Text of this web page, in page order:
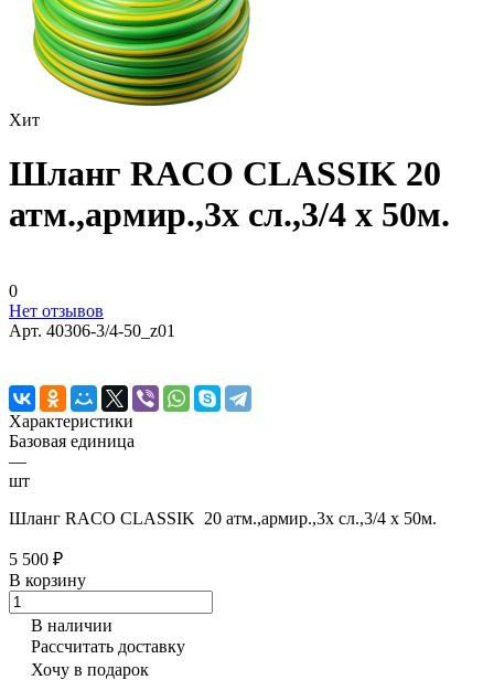
Хит
Шланг RACO CLASSIK 20
атм.,армир.,3х сл.,3/4 х 50м.
0
Нет отзывов
Арт. 40306-3/4-50_z01
Характеристики
Базовая единица
—
шт
Шланг RACO CLASSIK 20 атм.,армир.,3х сл.,3/4 х 50м.
5 500 ₽
В корзину
В наличии
Рассчитать доставку
Хочу в подарок